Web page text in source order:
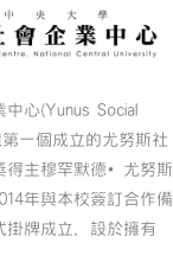
心(Yunus Social
第一個成立的尤努斯社
得主穆罕默德•尤努斯
年與本校簽訂合作備
掛牌成立，設於擁有